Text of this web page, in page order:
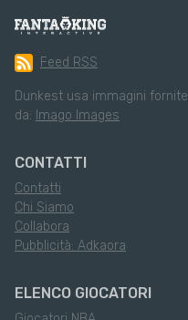
Feed RSS
Dunkest usa immagini fornite
da: Imago Images
CONTATTI
Contatti
Chi Siamo
Collabora
Pubblicità: Adkaora
ELENCO GIOCATORI